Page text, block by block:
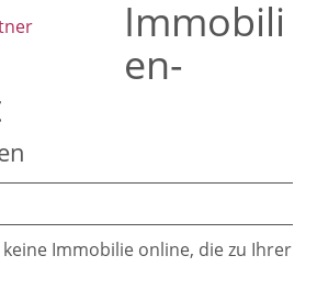
Immobili
en­
Immobilie online, die zu Ihrer